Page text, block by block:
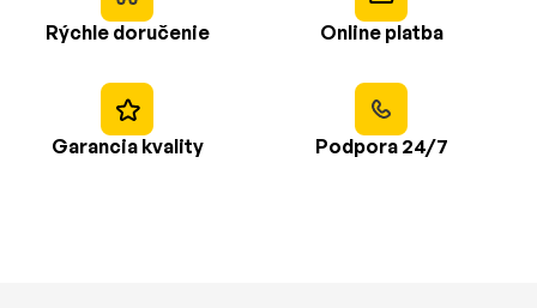
Rýchle doručenie Online platba
Garancia kvality Podpora 24/7